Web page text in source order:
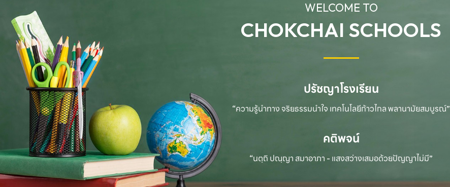
WELCOME TO
CHOKCHAI SCHOOLS
ปรัชญาโรงเรียน
“ความรู้นำทาง จริยธรรมนำใจ เทคโนโลยีก้าวไกลพลานามัยสมบูรณ์”
คติพจน์
“นตฺถิ ปณฺญา สมาอาภา - แสงสว่างเสมอด้วยปัญญาไม่มี”